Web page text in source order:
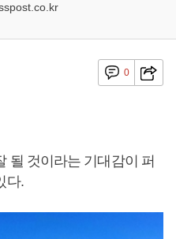
0
될 것이라는 기대감이 퍼
다.